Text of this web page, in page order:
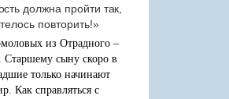
должна пройти так,
повторить!»
из Отрадного –
Старшему сыну скоро в
только начинают
Как справляться с